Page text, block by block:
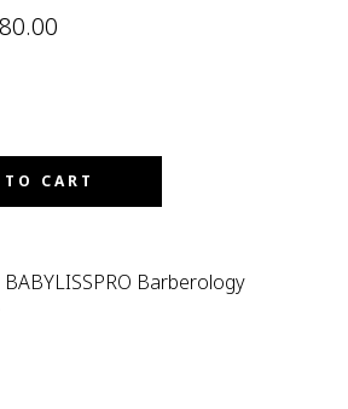
CART
BABYLISSPRO Barberology